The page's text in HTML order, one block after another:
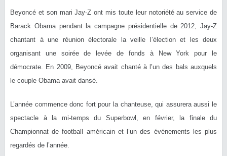
Beyoncé et son mari Jay-Z ont mis toute leur notoriété au service de
Barack Obama pendant la campagne présidentielle de 2012, Jay-Z
chantant à une réunion électorale la veille l’élection et les deux
organisant une soirée de levée de fonds à New York pour le
démocrate. En 2009, Beyoncé avait chanté à l’un des bals auxquels
le couple Obama avait dansé.
L’année commence donc fort pour la chanteuse, qui assurera aussi le
spectacle à la mi-temps du Superbowl, en février, la finale du
Championnat de football américain et l’un des événements les plus
regardés de l’année.